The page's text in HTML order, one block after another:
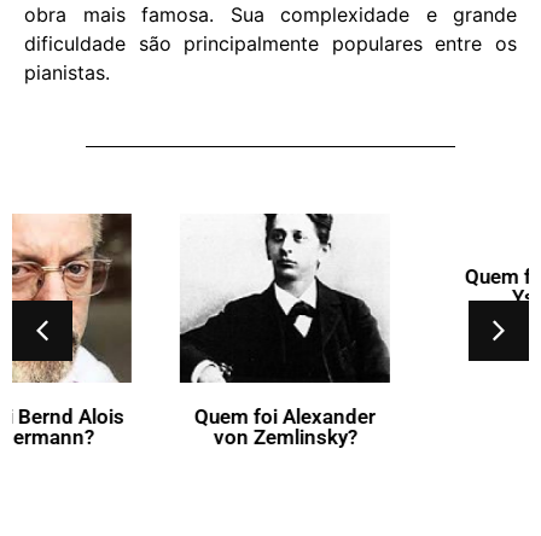
obra mais famosa. Sua complexidade e grande
dificuldade são principalmente populares entre os
pianistas.
Quem foi Alexander
von Zemlinsky?
Quem foi Eugène